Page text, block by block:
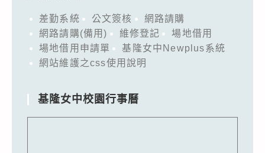
差勤系統 公文簽核
網路請購
網路請購(備用)
維修登記
場地借用
場地借用申請單
基隆女中Newplus系統
網站維護之css使用說明
基隆女中校園行事曆